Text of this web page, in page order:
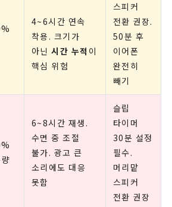
4~6시간 연속
착용. 크기가
아닌시간 누적 이
핵심 위험
스피커
전환 권장.
50분 후
이어폰
완전히
빼기
6~8시간 재생.
수면 중 조절
불가. 광고 큰
소리에도 대응
못함
슬립
타이머
30분 설정
필수.
머리맡
스피커
전환 권장